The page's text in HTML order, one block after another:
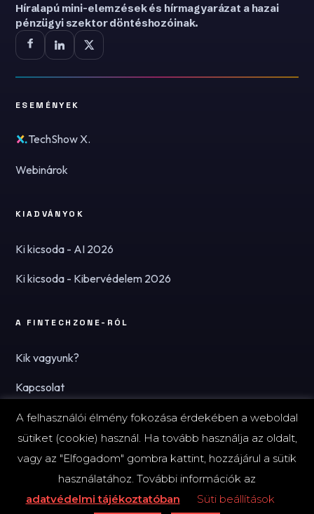
Híralapú mini-elemzések és hírmagyarázat a hazai
pénzügyi szektor döntéshozóinak.
ESEMÉNYEK
TechShow X.
Webinárok
KIADVÁNYOK
Ki kicsoda - AI 2026
Ki kicsoda - Kibervédelem 2026
A FINTECHZONE-RÓL
Kik vagyunk?
Kapcsolat
Hírlevél
© 2026 FinTechZone.hu - A FinTech Group Kft.
A felhasználói élmény fokozása érdekében a weboldal
sütiket (cookie) használ. Ha tovább használja az oldalt,
vagy az "Elfogadom" gombra kattint, hozzájárul a sütik
használatához. További információk az
adatvédelmi tájékoztatóban
Süti beállítások